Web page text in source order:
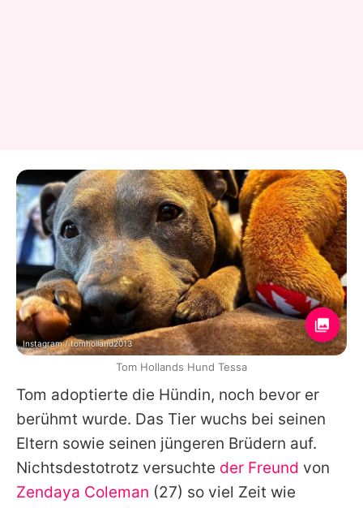
Tom adoptierte die Hündin, noch bevor er
berühmt wurde. Das Tier wuchs bei seinen
Eltern sowie seinen jüngeren Brüdern auf.
Nichtsdestotrotz versuchte der Freund von
Zendaya Coleman (27) so viel Zeit wie
Instagram / tomholland2013
Tom Hollands Hund Tessa